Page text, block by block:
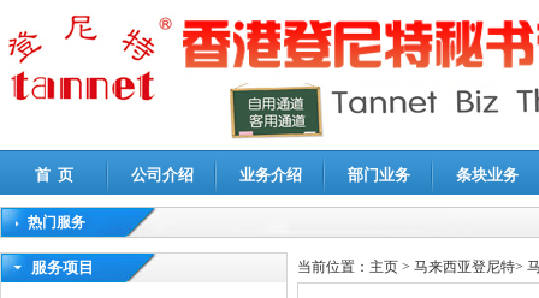
首 页 公司介绍 业务介绍 部门业务 条块业务
热门服务
高新技术企业认定审计|企业所得税汇算清缴申报鉴证
服务项目 当前位置： 主页 > 马来西亚登尼特>